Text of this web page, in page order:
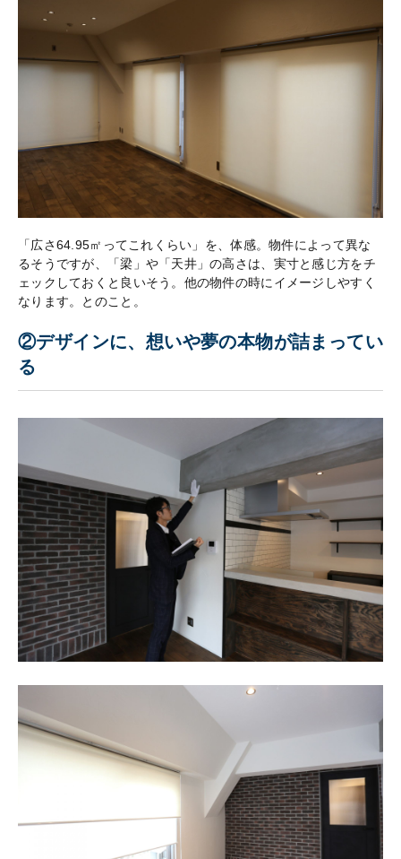
「広さ64.95㎡ってこれくらい」を、体感。物件によって異な
るそうですが、「梁」や「天井」の高さは、実寸と感じ方をチ
ェックしておくと良いそう。他の物件の時にイメージしやすく
なります。とのこと。
②デザインに、想いや夢の本物が詰まってい
る